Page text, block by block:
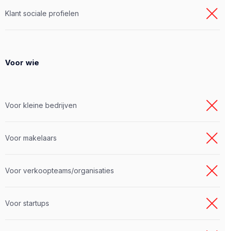
Klant sociale profielen
Voor wie
Voor kleine bedrijven
Voor makelaars
Voor verkoopteams/organisaties
Voor startups